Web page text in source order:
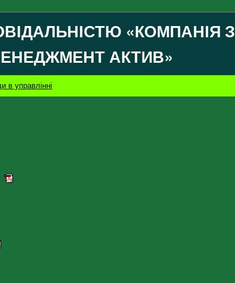
«КОМПАНІЯ З
АКТИВ»
в управлінні